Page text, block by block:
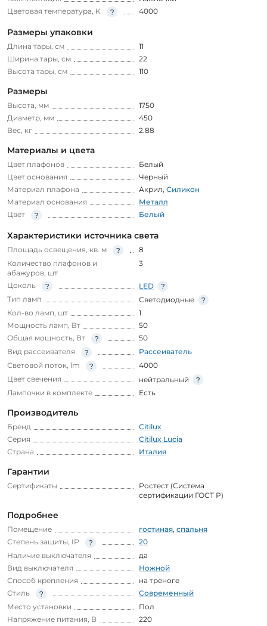
Цветовая температура, K
4000
Размеры упаковки
Длина тары, см
11
Ширина тары, см
22
Высота тары, см
110
Размеры
Высота, мм
1750
Диаметр, мм
450
Вес, кг
2.88
Материалы и цвета
Цвет плафонов
Белый
Цвет основания
Черный
Материал плафона
Акрил, Силикон
Материал основания
Металл
Цвет
Белый
Характеристики источника света
Площадь освещения, кв. м
8
Количество плафонов и
абажуров, шт
3
Цоколь
LED
Тип ламп
Светодиодные
Кол-во ламп, шт
1
Мощность ламп, Вт
50
Общая мощность, Вт
50
Вид рассеивателя
Рассеиватель
Световой поток, lm
4000
Цвет свечения
нейтральный
Лампочки в комплекте
Есть
Производитель
Бренд
Citilux
Серия
Citilux Lucia
Страна
Италия
Гарантии
Сертификаты
Ростест (Система
сертификации ГОСТ Р)
Подробнее
Помещение гостиная, спальня
Степень защиты, IP
20
Наличие выключателя
да
Вид выключателя
Ножной
Способ крепления
на треноге
Стиль
Современный
Место установки
Пол
Напряжение питания, В
220